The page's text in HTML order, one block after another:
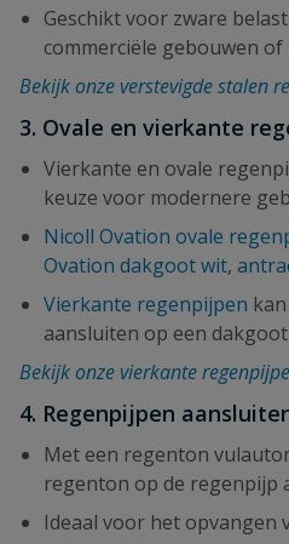
Geschikt voor zware
commerciële gebouwen
Bekijk onze verstevigde stalen
3. Ovale en vierkante
Vierkante en ovale
keuze voor modernere
Nicoll Ovation ovale
Ovation dakgoot wit,
Vierkante regenpijpen
aansluiten op een
Bekijk onze vierkante
4. Regenpijpen
Met een regenton
regenton op de regenpijp
Ideaal voor het opvangen